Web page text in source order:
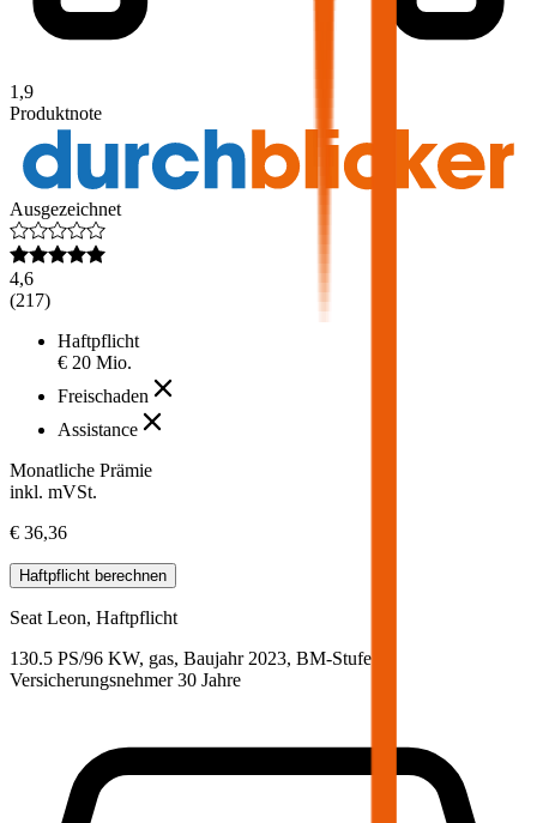
1,9
Produktnote
Ausgezeichnet
4,6
(217)
Haftpflicht
€ 20 Mio.
Freischaden
Assistance
Monatliche Prämie
inkl. mVSt.
€ 36,36
Haftpflicht berechnen
Seat Leon, Haftpflicht
130.5 PS/96 KW, gas, Baujahr 2023, BM-Stufe
Versicherungsnehmer 30 Jahre